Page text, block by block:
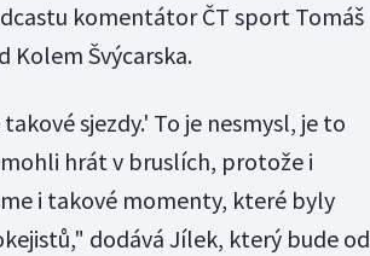
komentátor ČT sport Tomáš
Kolem Švýcarska.
sjezdy.' To je nesmysl, je to
hrát v bruslích, protože i
i takové momenty, které byly
dodává Jílek, který bude od